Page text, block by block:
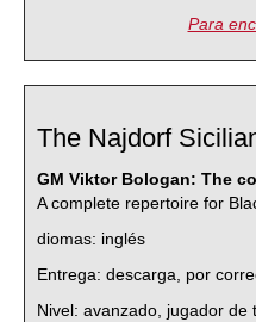
Para
The Najdorf
GM Viktor Bologan: The
A complete repertoire for
diomas: inglés
Entrega: descarga, por
Nivel: avanzado, jugador de